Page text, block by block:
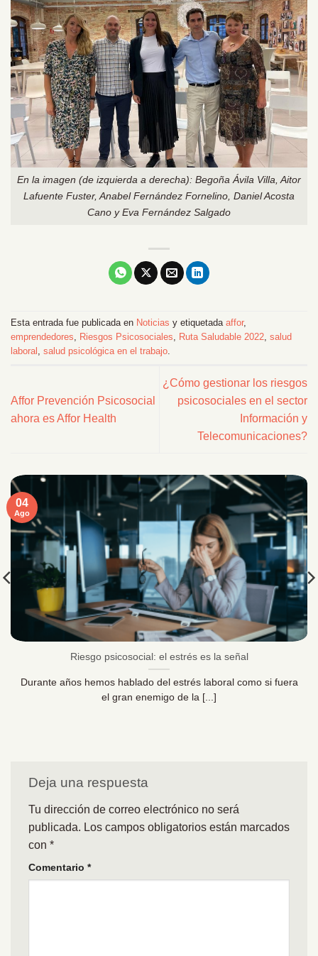
En la imagen (de izquierda a derecha): Begoña Ávila Villa, Aitor
Lafuente Fuster, Anabel Fernández Fornelino, Daniel Acosta
Cano y Eva Fernández Salgado
Esta entrada fue publicada en Noticias y etiquetada affor,
emprendedores, Riesgos Psicosociales, Ruta Saludable 2022, salud
laboral , salud psicológica en el trabajo.
Affor Prevención Psicosocial
ahora es Affor Health
¿Cómo gestionar los riesgos
psicosociales en el sector
Información y
Telecomunicaciones?
Riesgo psicosocial: el estrés es la señal
Durante años hemos hablado del estrés laboral como si fuera
el gran enemigo de la [...]
04
Ago
Deja una respuesta
Tu dirección de correo electrónico no será
publicada. Los campos obligatorios están marcados
con *
Comentario *